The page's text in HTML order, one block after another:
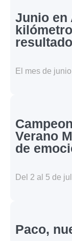
Junio en
El mes de
Verano
de
Del 2 al 5 de
Paco,